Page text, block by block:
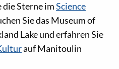
die Sterne imScience
Sie das Museum of
Lake und erfahren Sie
auf Manitoulin